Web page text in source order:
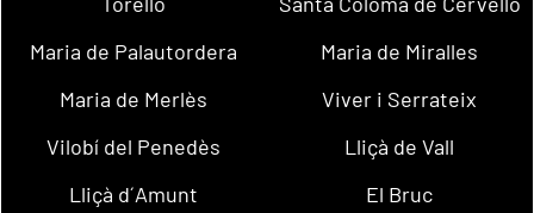
Maria de Palautordera
Maria de Miralles
Maria de Merlès
Viver i Serrateix
Vilobí del Penedès
Lliçà de Vall
Lliçà d´Amunt
El Bruc